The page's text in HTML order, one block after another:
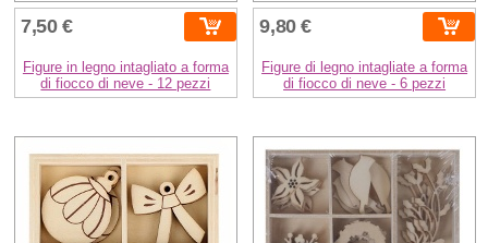
7,50 €
Figure in legno intagliato a forma
di fiocco di neve - 12 pezzi
9,80 €
Figure di legno intagliate a forma
di fiocco di neve - 6 pezzi